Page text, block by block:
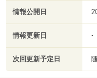
情報公開日
情報更新日 -
次回更新予定日